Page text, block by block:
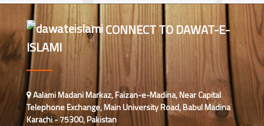
جامعۃ المدينہ فيضان عثمان غنى،
کراچی،پاکستان)
ارشد علی عطاری (درجہ خامسہ
مرکزی جامعۃ المدینہ فیضانِ مدینہ،
کراچی،پاکستان)
عبدالرؤف (درجہ سابعہ جامعۃ المدینہ
فیضان بغداد ،کراچی،پاکستان)
CONNECT TO DAWAT-E-
ISLAMI
Aalami Madani Markaz, Faizan-e-Madina, Near Capital
Telephone Exchange, Main University Road, Babul Madina
Karachi - 75300, Pakistan